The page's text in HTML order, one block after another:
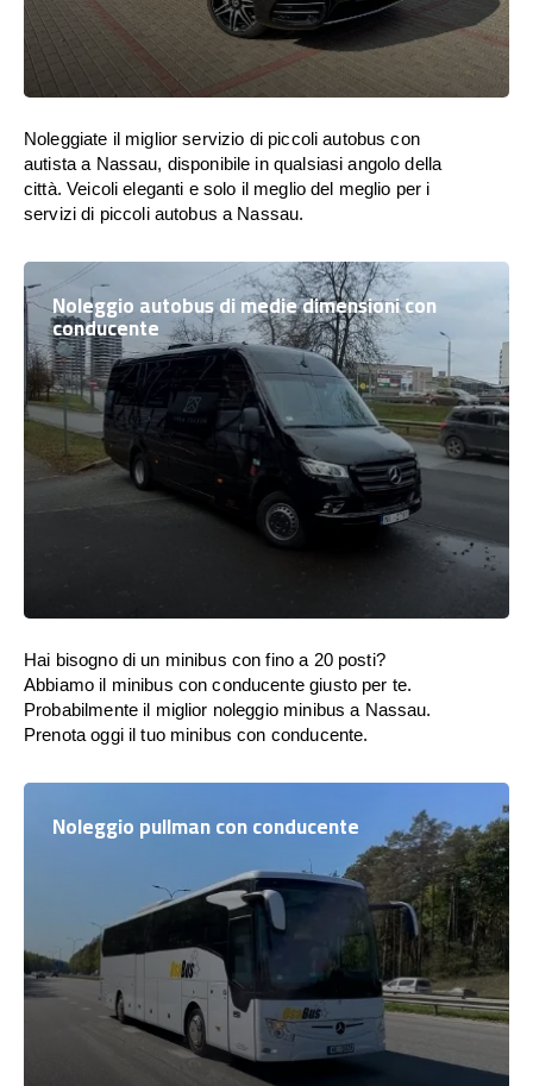
Noleggiate il miglior servizio di piccoli autobus con
autista a Nassau, disponibile in qualsiasi angolo della
città. Veicoli eleganti e solo il meglio del meglio per i
servizi di piccoli autobus a Nassau.
Noleggio autobus di medie dimensioni con
conducente
Hai bisogno di un minibus con fino a 20 posti?
Abbiamo il minibus con conducente giusto per te.
Probabilmente il miglior noleggio minibus a Nassau.
Prenota oggi il tuo minibus con conducente.
Noleggio pullman con conducente